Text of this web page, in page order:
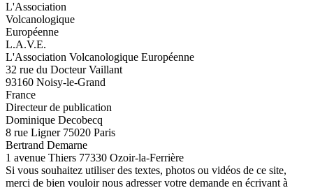
L'Association
Volcanologique
Européenne
L.A.V.E.
L'Association Volcanologique Européenne
32 rue du Docteur Vaillant
93160 Noisy-le-Grand
France
Directeur de publication
Dominique Decobecq
8 rue Ligner 75020 Paris
Bertrand Demarne
1 avenue Thiers 77330 Ozoir-la-Ferrière
Si vous souhaitez utiliser des textes, photos ou vidéos de ce site,
merci de bien vouloir nous adresser votre demande en écrivant à